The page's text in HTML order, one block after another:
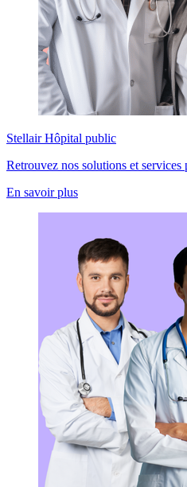
Stellair Hôpital public
Retrouvez nos solutions et services
En savoir plus